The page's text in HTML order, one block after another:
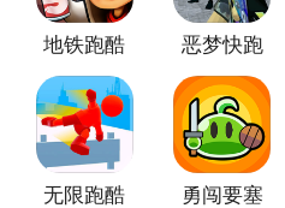
对，根据自己的喜好下载
地铁跑酷 恶梦快跑
无限跑酷 勇闯要塞